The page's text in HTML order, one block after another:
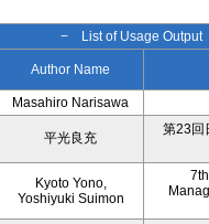
− List of Usage
Author Name
Masahiro Narisawa
平光良充
第23回
Kyoto Yono,
Yoshiyuki Suimon